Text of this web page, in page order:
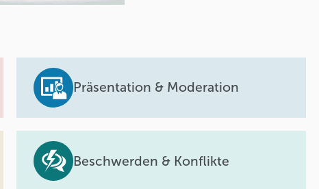
Präsentation & Moderation
Beschwerden & Konflikte